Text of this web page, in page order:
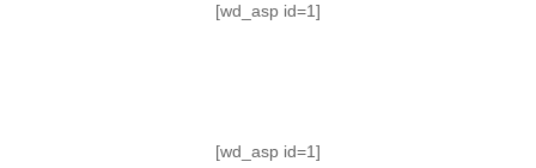
[wd_asp id=1]
[wd_asp id=1]